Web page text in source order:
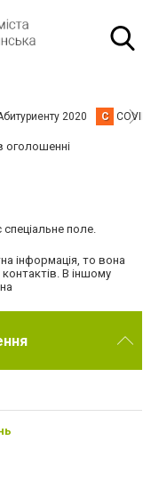
2020 C
оголошенні
поле.
інформація, то вона
В іншому